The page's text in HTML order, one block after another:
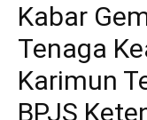
Kabar
Tenaga
Karimun
BPJS